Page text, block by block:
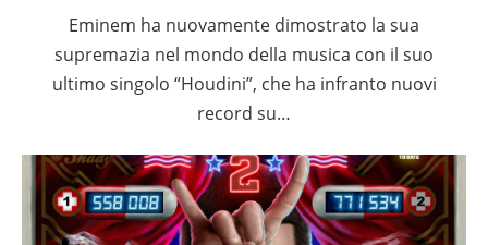
Eminem ha nuovamente dimostrato la sua
supremazia nel mondo della musica con il suo
ultimo singolo “Houdini”, che ha infranto nuovi
record su…